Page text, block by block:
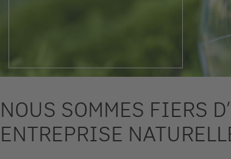
NOUS SOMMES FIERS
ENTREPRISE